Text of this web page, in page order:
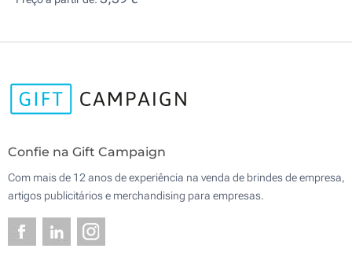
Confie na Gift Campaign
Com mais de 12 anos de experiência na venda de brindes de empresa,
artigos publicitários e merchandising para empresas.